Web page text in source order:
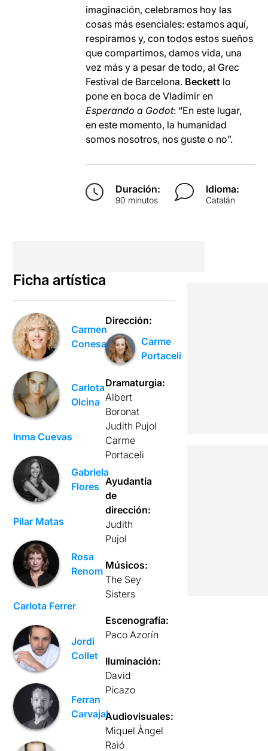
imaginación, celebramos hoy las
cosas más esenciales: estamos aquí,
respiramos y, con todos estos sueños
que compartimos, damos vida, una
vez más y a pesar de todo, al Grec
Festival de Barcelona. Beckett lo
pone en boca de Vladimir en
Esperando a Godot: “En este lugar,
en este momento, la humanidad
somos nosotros, nos guste o no”.
Duración:
90 minutos
Idioma:
Catalán
Ficha artística
Carmen
Conesa
Carlota
Olcina
Inma Cuevas
Gabriela
Flores
Pilar Matas
Rosa
Renom
Carlota Ferrer
Jordi
Collet
Ferran
Carvajal
Dirección:
Carme
Portaceli
Dramaturgia:
Albert
Boronat
Judith Pujol
Carme
Portaceli
Ayudantía
de
dirección:
Judith
Pujol
Músicos:
The Sey
Sisters
Escenografía:
Paco Azorín
Iluminación:
David
Picazo
Audiovisuales:
Miquel Àngel
Raió